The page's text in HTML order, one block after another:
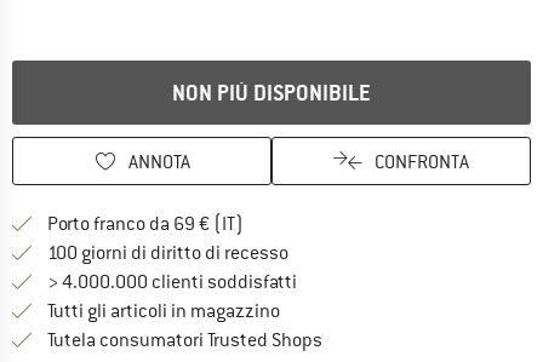
NON PIÙ DISPONIBILE
ANNOTA CONFRONTA
Porto franco da 69 € (IT)
100 giorni di diritto di recessoVai alla politica di recesso qui
> 4.000.000 clienti soddisfatti
Tutti gli articoli in magazzino
Tutela consumatori Trusted Shops